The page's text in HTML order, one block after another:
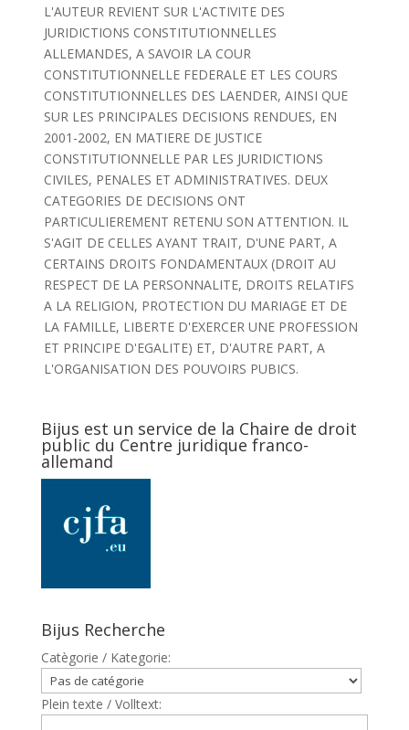
L'AUTEUR REVIENT SUR L'ACTIVITE DES
JURIDICTIONS CONSTITUTIONNELLES
ALLEMANDES, A SAVOIR LA COUR
CONSTITUTIONNELLE FEDERALE ET LES COURS
CONSTITUTIONNELLES DES LAENDER, AINSI QUE
SUR LES PRINCIPALES DECISIONS RENDUES, EN
2001-2002, EN MATIERE DE JUSTICE
CONSTITUTIONNELLE PAR LES JURIDICTIONS
CIVILES, PENALES ET ADMINISTRATIVES. DEUX
CATEGORIES DE DECISIONS ONT
PARTICULIEREMENT RETENU SON ATTENTION. IL
S'AGIT DE CELLES AYANT TRAIT, D'UNE PART, A
CERTAINS DROITS FONDAMENTAUX (DROIT AU
RESPECT DE LA PERSONNALITE, DROITS RELATIFS
A LA RELIGION, PROTECTION DU MARIAGE ET DE
LA FAMILLE, LIBERTE D'EXERCER UNE PROFESSION
ET PRINCIPE D'EGALITE) ET, D'AUTRE PART, A
L'ORGANISATION DES POUVOIRS PUBICS.
Bijus est un service de la Chaire de droit
public du Centre juridique franco-
allemand
Bijus Recherche
Catègorie / Kategorie:
Plein texte / Volltext: